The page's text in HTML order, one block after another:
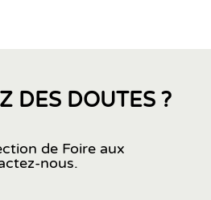
DES DOUTES ?
de Foire aux
nous.